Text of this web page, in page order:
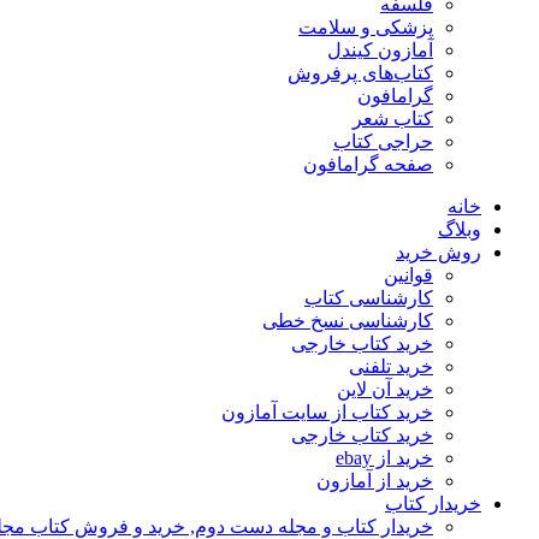
فلسفه
پزشکی و سلامت
آمازون کیندل
کتاب‌های پرفروش
گرامافون
کتاب شعر
حراجی کتاب
صفحه گرامافون
خانه
وبلاگ
روش خرید
قوانین
کارشناسی کتاب
کارشناسی نسخ خطی
خرید کتاب خارجی
خرید تلفنی
خرید آن لاین
خرید کتاب از سایت آمازون
خرید کتاب خارجی
خرید از ebay
خرید از آمازون
خریدار کتاب
خریدار کتاب و مجله دست دوم, خرید و فروش کتاب